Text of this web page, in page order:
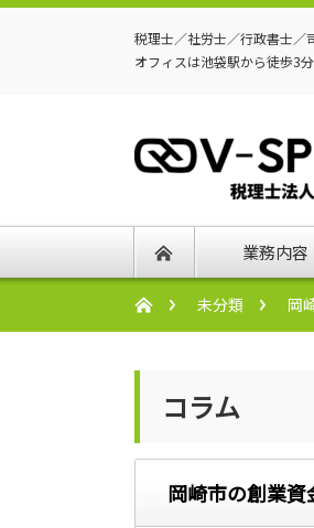
税理士／社労士／行政書士／
オフィスは池袋駅から徒歩3
業務内容
未分類 岡
コラム
岡崎市の創業